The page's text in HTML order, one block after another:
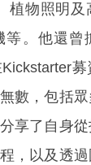
植物照明及
。他還曾
數，包括
享了自身
，以及透